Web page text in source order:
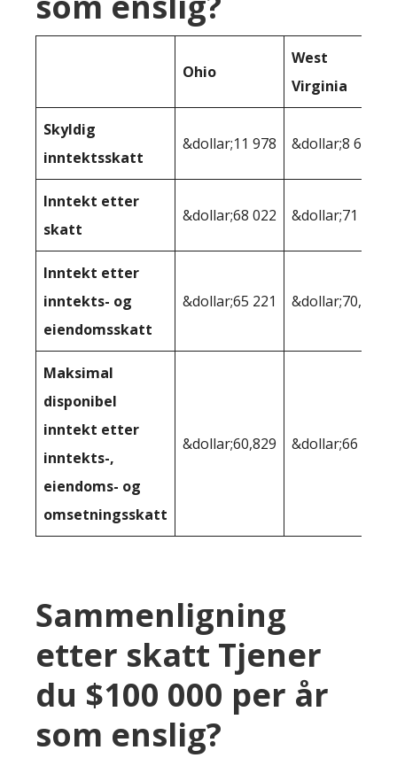
Ohio
West
Virginia
Skyldig
inntektsskatt
&dollar;11 978 &dollar;8 623
Inntekt etter
skatt
&dollar;68 022 &dollar;71 377
Inntekt etter
inntekts- og
eiendomsskatt
&dollar;65 221 &dollar;70,645
Maksimal
disponibel
inntekt etter
inntekts-,
eiendoms- og
omsetningsskatt
&dollar;60,829 &dollar;66 321
Sammenligning
etter skatt Tjener
du $100 000 per år
som enslig?